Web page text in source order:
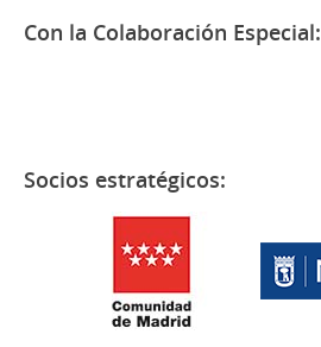
Con la Colaboración Especial:
Socios estratégicos: